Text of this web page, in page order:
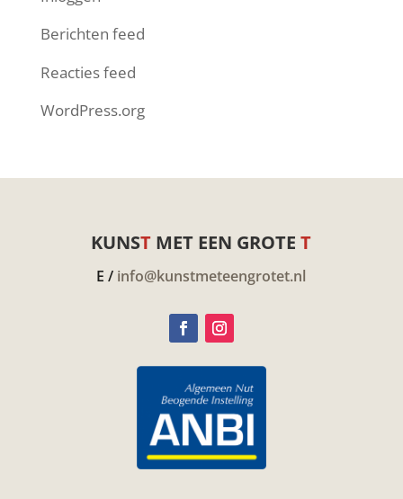
Berichten feed
Reacties feed
WordPress.org
KUNST MET EEN GROTET
E / info@kunstmeteengrotet.nl